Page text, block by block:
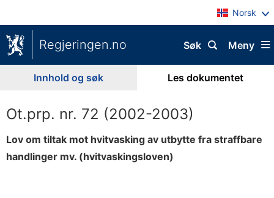
Norsk
Regjeringen.no Meny
Søk
Innhold og søk Les dokumentet
Ot.prp. nr. 72 (2002-2003)
Lov om tiltak mot hvitvasking av utbytte fra straffbare
handlinger mv. (hvitvaskingsloven)